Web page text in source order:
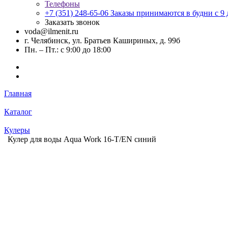
Телефоны
+7 (351) 248-65-06 Заказы принимаются в будни с 9
Заказать звонок
voda@ilmenit.ru
г. Челябинск, ул. Братьев Кашириных, д. 99б
Пн. – Пт.: с 9:00 до 18:00
Главная
Каталог
Кулеры
Кулер для воды Aqua Work 16-T/EN синий